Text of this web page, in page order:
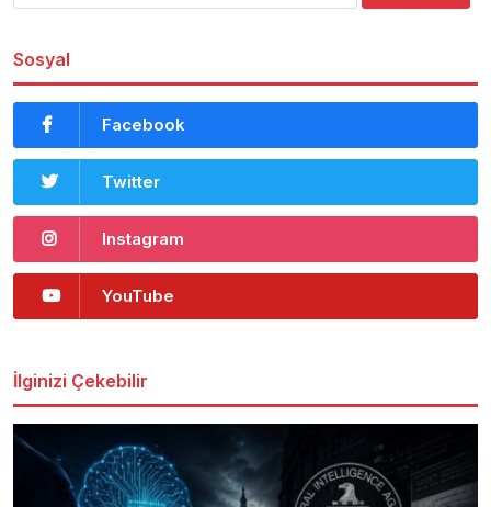
Sosyal
Facebook
Twitter
Instagram
YouTube
İlginizi Çekebilir